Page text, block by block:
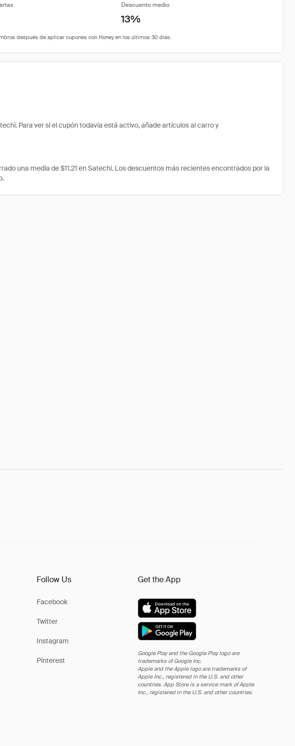
Descuento medio
13%
Para ver si el cupón todavía está activo, añade artículos al carro y
una media de $11.21 en Satechi. Los descuentos más recientes encontrados por la
Follow Us
Facebook
Twitter
Instagram
Pinterest
Get the App
Google Play and the Google Play logo are
trademarks of Google Inc.
Apple and the Apple logo are trademarks of
Apple Inc., registered in the U.S. and other
countries. App Store is a service mark of Apple
Inc., registered in the U.S. and other countries.